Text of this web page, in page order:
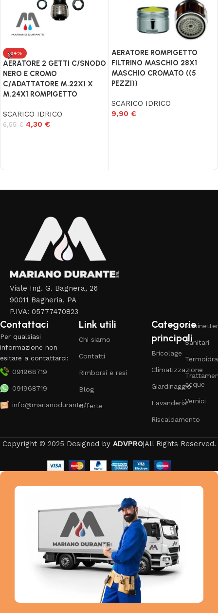
-34%
AERATORE 2 GETTI C/SNODO
NERO E CROMO
C/ADATTATORE M.22X1 X
M.24X1 ROMPIGETTO
SCARICO IDRICO
6,55€ 4,30 €
AERATORE ROMPIGETTO
FILTRINO MASCHIO 28X1
MASCHIO CROMATO ((5
PEZZI))
SCARICO IDRICO
9,90 €
Viale Ing. G. Bagnera, 26
90011 Bagheria, PA
P.IVA: 05777470823
Contattaci
Per qualsiasi
informazione non
esitare a contattarci:
091968719
091968719
info@marianodurante.it
Link utili
Chi siamo
Contatti
Rimborsi e resi
Blog
Offerte
Categorie
principali
Bricolage
Climatizzazione
Giardinaggio
Lavanderia
Riscaldamento
Sanitari
acque
Vernici
Copyright © 2025 Designed by ADVPRO|All Rights Reserved.